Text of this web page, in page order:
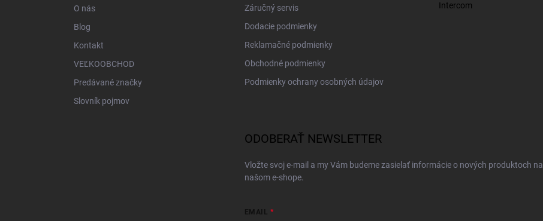
O nás
Blog
Kontakt
VEĽKOOBCHOD
Predávané značky
Slovník pojmov
Záručný servis
Dodacie podmienky
Reklamačné podmienky
Obchodné podmienky
Podmienky ochrany osobných údajov
Intercom
ODOBERAŤ NEWSLETTER
Vložte svoj e-mail a my Vám budeme zasielať informácie o nových produktoch na
našom e-shope.
EMAIL